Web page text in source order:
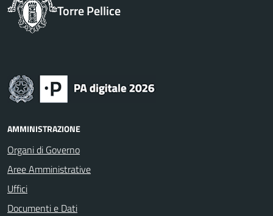
Torre Pellice
AMMINISTRAZIONE
Organi di Governo
Aree Amministrative
Uffici
Documenti e Dati